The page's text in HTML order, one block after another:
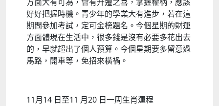
好好把握時機。青少年的學業大有進步，若在這
期間參加考試，定可金榜題名。今個星期的財運
方面體現在生活中，很多錢是沒有必要多花出去
的，早就超出了個人預算。今個星期要多留意過
馬路，開車等，免招來橫禍。
11月14 日至11 月20 日一周生肖運程